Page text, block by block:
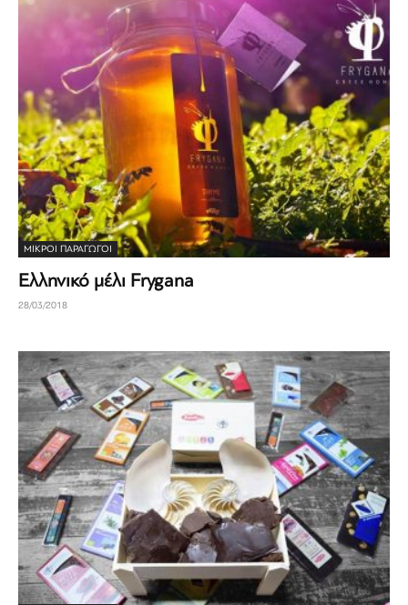
ΜΙΚΡΟΊ ΠΑΡΑΓΩΓΟΊ
Ελληνικό μέλι Frygana
28/03/2018